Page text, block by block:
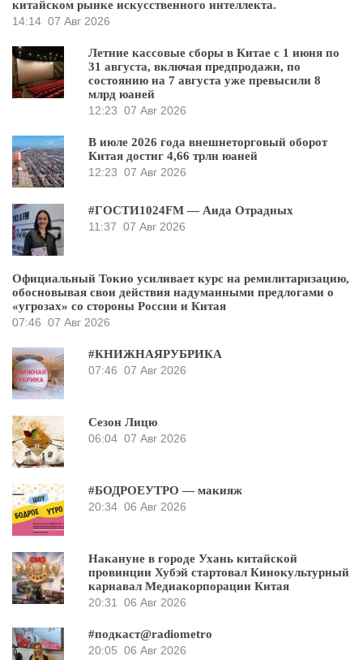
китайском рынке искусственного интеллекта.
14:14 07 Авг 2026
Летние кассовые сборы в Китае с 1 июня по
31 августа, включая предпродажи, по
состоянию на 7 августа уже превысили 8
млрд юаней
12:23 07 Авг 2026
В июле 2026 года внешнеторговый оборот
Китая достиг 4,66 трлн юаней
12:23 07 Авг 2026
#ГОСТИ1024FM — Аида Отрадных
11:37 07 Авг 2026
Официальный Токио усиливает курс на ремилитаризацию,
обосновывая свои действия надуманными предлогами о
«угрозах» со стороны России и Китая
07:46 07 Авг 2026
#КНИЖНАЯРУБРИКА
07:46 07 Авг 2026
Сезон Лицю
06:04 07 Авг 2026
#БОДРОЕУТРО — макияж
20:34 06 Авг 2026
Накануне в городе Ухань китайской
провинции Хубэй стартовал Кинокультурный
карнавал Медиакорпорации Китая
20:31
06 Авг 2026
#подкаст@radiometro
20:05 06 Авг 2026